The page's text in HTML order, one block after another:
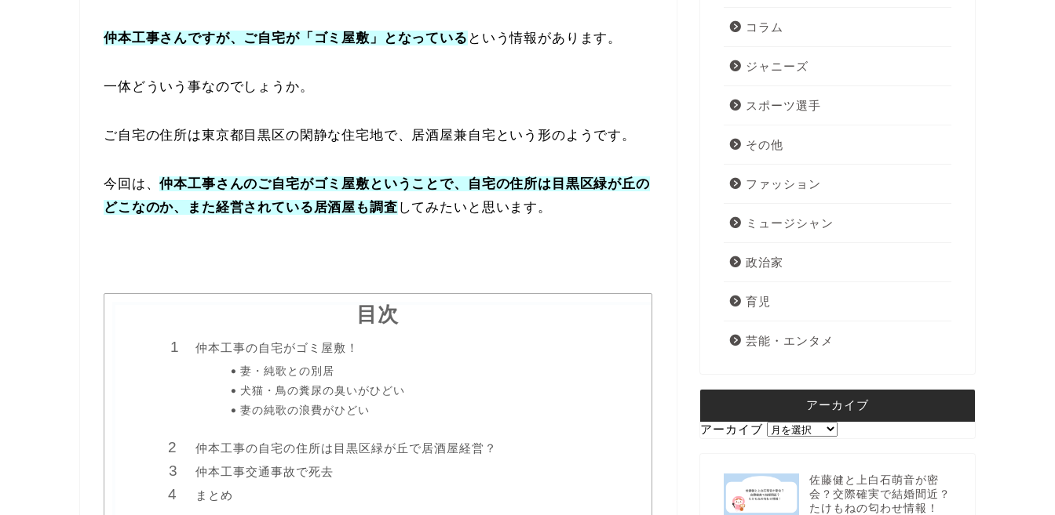
仲本工事さんですが、ご自宅が「ゴミ屋敷」となっている という情報があります。
一体どういう事なのでしょうか。
ご自宅の住所は東京都目黒区の閑静な住宅地で、居酒屋兼自宅という形のようです。
今回は、仲本工事さんのご自宅がゴミ屋敷ということで、自宅の住所は目黒区緑が丘の
どこなのか、また経営されている居酒屋も調査 してみたいと思います。
目次
仲本工事の自宅がゴミ屋敷！
妻・純歌との別居
犬猫・鳥の糞尿の臭いがひどい
妻の純歌の浪費がひどい
仲本工事の自宅の住所は目黒区緑が丘で居酒屋経営？
仲本工事交通事故で死去
まとめ
コラム
ジャニーズ
スポーツ選手
その他
ファッション
ミュージシャン
政治家
育児
芸能・エンタメ
アーカイブ
アーカイブ
佐藤健と上白石萌音が密
会？交際確実で結婚間近？
たけもねの匂わせ情報！